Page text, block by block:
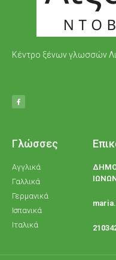
Κέντρο ξένων γλωσσών
Γλώσσες
Αγγλικά
Γαλλικά
Γερμανικά
Ισπανικά
Ιταλικά